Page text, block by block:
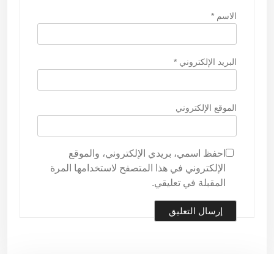
الاسم *
البريد الإلكتروني *
الموقع الإلكتروني
احفظ اسمي، بريدي الإلكتروني، والموقع
الإلكتروني في هذا المتصفح لاستخدامها المرة
المقبلة في تعليقي.